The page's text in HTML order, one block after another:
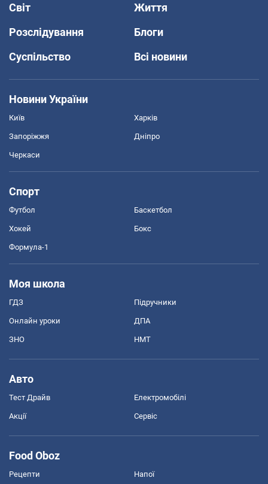
Світ
Життя
Розслідування
Блоги
Суспільство
Всі новини
Новини України
Київ Харків
Запоріжжя Дніпро
Черкаси
Спорт
Футбол Баскетбол
Хокей Бокс
Формула-1
Моя школа
ГДЗ Підручники
Онлайн уроки ДПА
ЗНО НМТ
Авто
Тест Драйв Електромобілі
Акції Сервіс
Food Oboz
Рецепти Напої